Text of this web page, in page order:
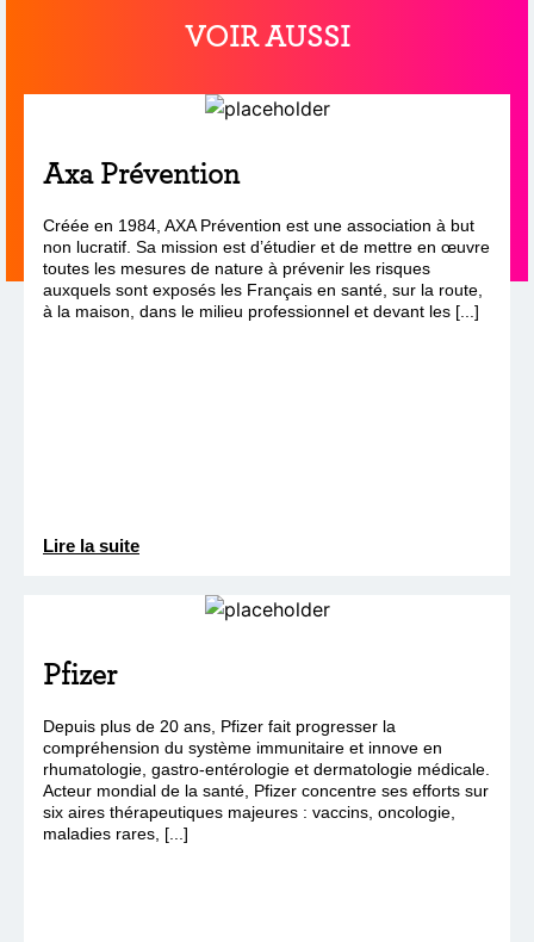
VOIR AUSSI
Axa Prévention
Créée en 1984, AXA Prévention est une association à but
non lucratif. Sa mission est d’étudier et de mettre en œuvre
toutes les mesures de nature à prévenir les risques
auxquels sont exposés les Français en santé, sur la route,
à la maison, dans le milieu professionnel et devant les [...]
Lire la suite
Pfizer
Depuis plus de 20 ans, Pfizer fait progresser la
compréhension du système immunitaire et innove en
rhumatologie, gastro-entérologie et dermatologie médicale.
Acteur mondial de la santé, Pfizer concentre ses efforts sur
six aires thérapeutiques majeures : vaccins, oncologie,
maladies rares, [...]